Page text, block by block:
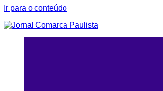
Ir para o conteúdo